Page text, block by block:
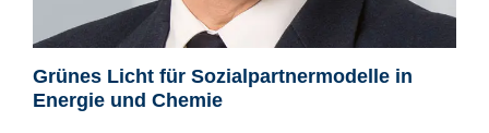
Grünes Licht für Sozialpartnermodelle in
Energie und Chemie